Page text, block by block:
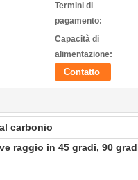
Termini di
pagamento:
Capacità di
alimentazione:
Contatto
carbonio
in 45 gradi, 90